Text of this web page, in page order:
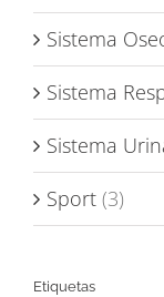
Sistema
Sistema
Sistema
Sport (3)
Etiquetas